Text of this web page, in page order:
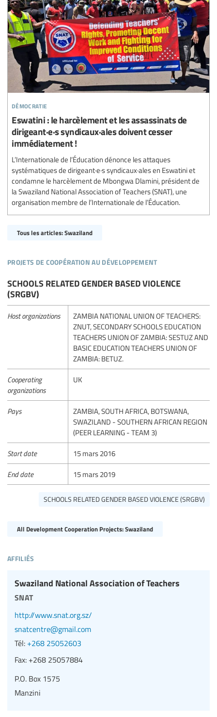
démocratie
Eswatini : le harcèlement et les assassinats de
dirigeant·e·s syndicaux·ales doivent cesser
immédiatement !
L’Internationale de l’Éducation dénonce les attaques
systématiques de dirigeant·e·s syndicaux·ales en Eswatini et
condamne le harcèlement de Mbongwa Dlamini, président de
la Swaziland National Association of Teachers (SNAT), une
organisation membre de l’Internationale de l’Éducation.
Tous les articles: Swaziland
projets de coopération au développement
SCHOOLS RELATED GENDER BASED VIOLENCE
(SRGBV)
Host organizations
ZAMBIA NATIONAL UNION OF TEACHERS:
ZNUT, SECONDARY SCHOOLS EDUCATION
TEACHERS UNION OF ZAMBIA: SESTUZ AND
BASIC EDUCATION TEACHERS UNION OF
ZAMBIA: BETUZ.
Cooperating
organizations
UK
Pays
ZAMBIA, SOUTH AFRICA, BOTSWANA,
SWAZILAND - SOUTHERN AFRICAN REGION
(PEER LEARNING - TEAM 3)
Start date 15 mars 2016
End date 15 mars 2019
SCHOOLS RELATED GENDER BASED VIOLENCE (SRGBV)
All Development Cooperation Projects: Swaziland
affiliés
Swaziland National Association of Teachers
snat
http://www.snat.org.sz/
snatcentre@gmail.com
Tél: +268 25052603
Fax: +268 25057884
P.O. Box 1575
Manzini